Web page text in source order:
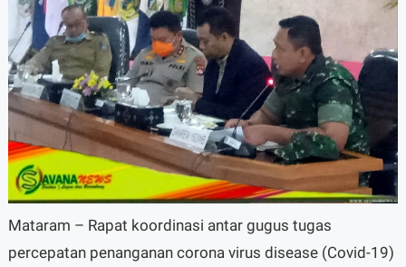
Mataram – Rapat koordinasi antar gugus tugas
percepatan penanganan corona virus disease (Covid-19)